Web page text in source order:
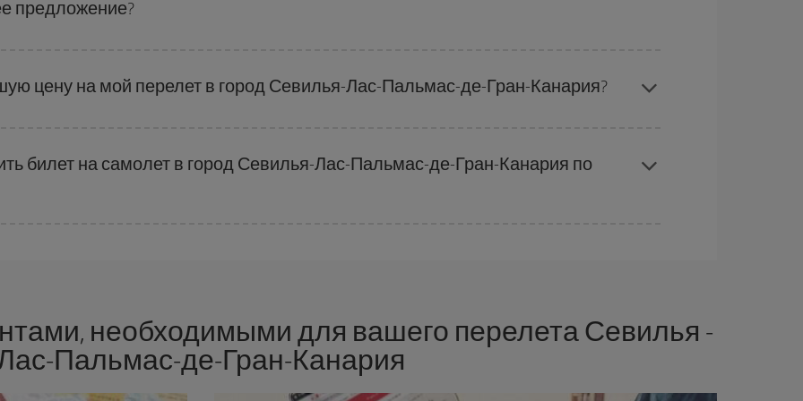
предложение?
заранее
крайне важно дешевые билеты.
цену на мой перелет в город Севилья-Лас-Пальмас-де-Гран-Канария?
билет на самолет в город Севилья-Лас-Пальмас-де-Гран-Канария по
необходимыми для вашего перелета Севилья -
Пальмас-де-Гран-Канария